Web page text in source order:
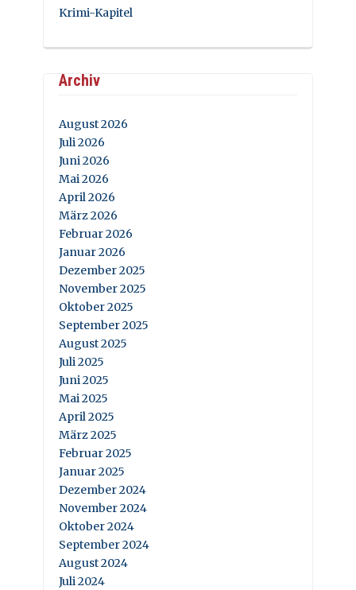
Krimi-Kapitel
Archiv
August 2026
Juli 2026
Juni 2026
Mai 2026
April 2026
März 2026
Februar 2026
Januar 2026
Dezember 2025
November 2025
Oktober 2025
September 2025
August 2025
Juli 2025
Juni 2025
Mai 2025
April 2025
März 2025
Februar 2025
Januar 2025
Dezember 2024
November 2024
Oktober 2024
September 2024
August 2024
Juli 2024